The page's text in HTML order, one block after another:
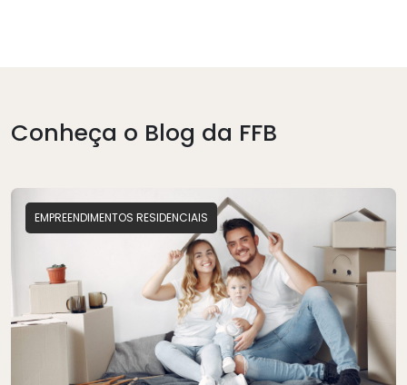
Conheça o Blog da FFB
EMPREENDIMENTOS RESIDENCIAIS